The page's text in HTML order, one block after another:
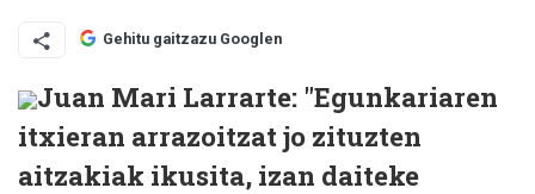
Gehitu gaitzazu Googlen
Juan Mari Larrarte: "Egunkariaren
itxieran arrazoitzat jo zituzten
aitzakiak ikusita, izan daiteke